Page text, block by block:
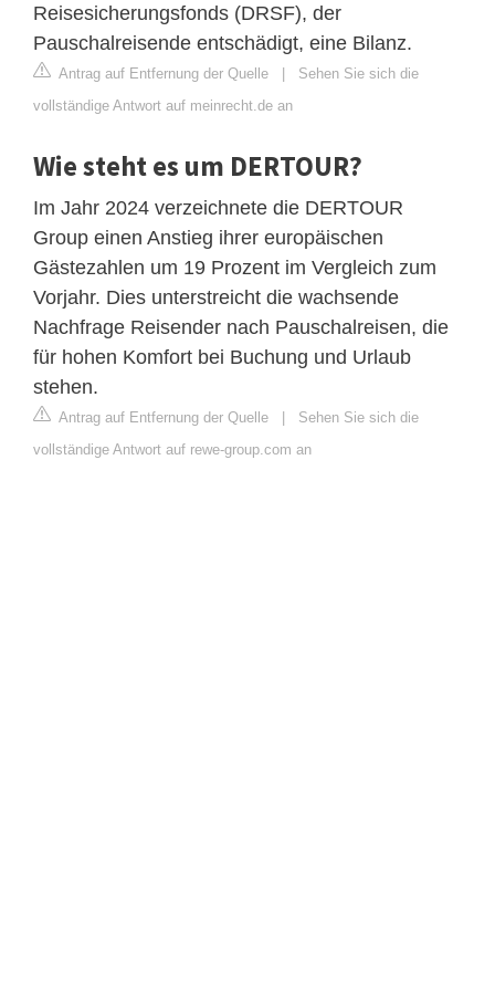
Reisesicherungsfonds (DRSF), der
Pauschalreisende entschädigt, eine Bilanz.
Antrag auf Entfernung der Quelle | Sehen Sie sich die
vollständige Antwort auf meinrecht.de an
Wie steht es um DERTOUR?
Im Jahr 2024 verzeichnete die DERTOUR
Group einen Anstieg ihrer europäischen
Gästezahlen um 19 Prozent im Vergleich zum
Vorjahr. Dies unterstreicht die wachsende
Nachfrage Reisender nach Pauschalreisen, die
für hohen Komfort bei Buchung und Urlaub
stehen.
Antrag auf Entfernung der Quelle | Sehen Sie sich die
vollständige Antwort auf rewe-group.com an